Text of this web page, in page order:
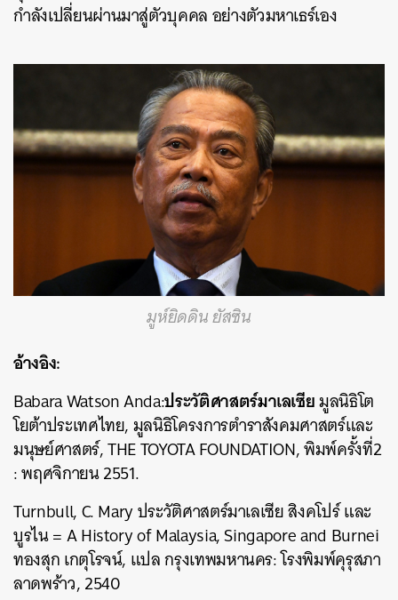
กำลังเปลี่ยนผ่านมาสู่ตัวบุคคล อย่างตัวมหาเธร์เอง
มูห์ยิดดิน ยัสซิน
อ้างอิง:
Babara Watson Anda:ประวัติศาสตร์มาเลเซียมูลนิธิโต
โยต้าประเทศไทย, มูลนิธิโครงการตำราสังคมศาสตร์และ
มนุษย์ศาสตร์, THE TOYOTA FOUNDATION, พิมพ์ครั้งที่2
: พฤศจิกายน 2551.
Turnbull, C. Mary ประวัติศาสตร์มาเลเซีย สิงคโปร์ และ
บูรไน = A History of Malaysia, Singapore and Burnei
ทองสุก เกตุโรจน์, แปล กรุงเทพมหานคร: โรงพิมพ์คุรุสภา
ลาดพร้าว, 2540